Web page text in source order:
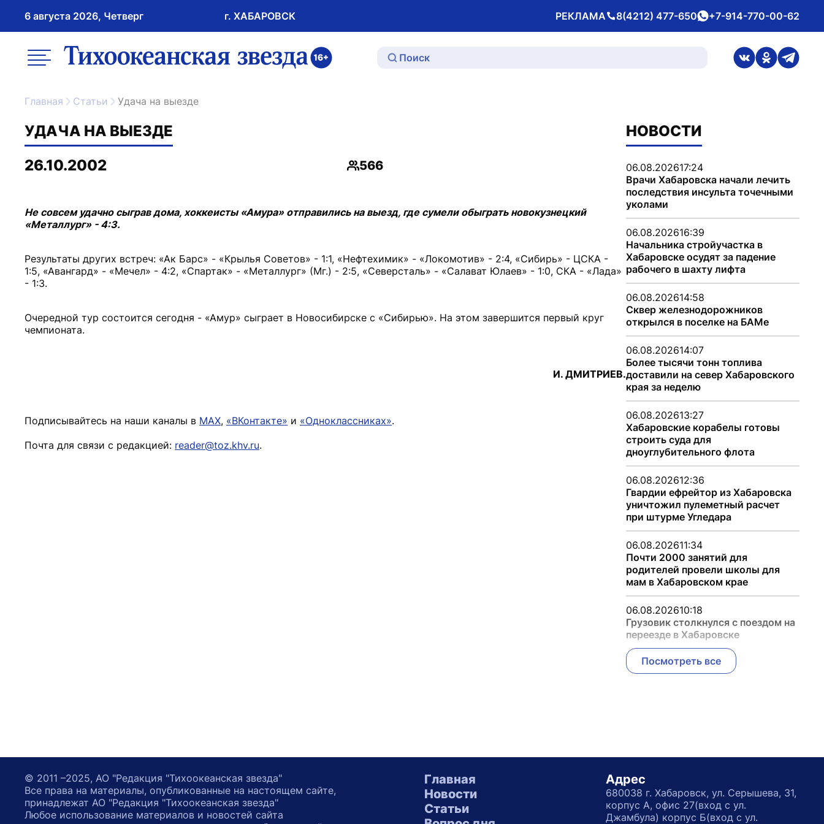
6 августа 2026, Четверг г. ХАБАРОВСК РЕКЛАМА
Телефон 8(4212) 477-650whatsApp
+7-914-770-00-62
меню ссылка на главную
ссылка на
ссылка на
Главная Статьи Удача на выезде
УДАЧА НА ВЫЕЗДЕ
26.10.2002
Просмотры
566
Не совсем удачно сыграв дома, хоккеисты «Амура» отправились на выезд, где сумели обыграть новокузнецкий
«Металлург» - 4:3.
Результаты других встреч: «Ак Барс» - «Крылья Советов» - 1:1, «Нефтехимик» - «Локомотив» - 2:4, «Сибирь» - ЦСКА -
1:5, «Авангард» - «Мечел» - 4:2, «Спартак» - «Металлург» (Мг.) - 2:5, «Северсталь» - «Салават Юлаев» - 1:0, СКА - «Лада»
- 1:3.
Очередной тур состоится сегодня - «Амур» сыграет в Новосибирске с «Сибирью». На этом завершится первый круг
чемпионата.
И. ДМИТРИЕВ.
Подписывайтесь на наши каналы в MAX, «ВКонтакте» и «Одноклассниках».
Почта для связи с редакцией: reader@toz.khv.ru.
НОВОСТИ
06.08.202617:24
Врачи Хабаровска начали лечить
последствия инсульта точечными
уколами
06.08.202616:39
Начальника стройучастка в
Хабаровске осудят за падение
рабочего в шахту лифта
06.08.202614:58
Сквер железнодорожников
открылся в поселке на БАМе
06.08.202614:07
Более тысячи тонн топлива
доставили на север Хабаровского
края за неделю
06.08.202613:27
Хабаровские корабелы готовы
строить суда для
дноуглубительного флота
06.08.202612:36
Гвардии ефрейтор из Хабаровска
уничтожил пулеметный расчет
при штурме Угледара
06.08.202611:34
Почти 2000 занятий для
родителей провели школы для
мам в Хабаровском крае
06.08.202610:18
Грузовик столкнулся с поездом на
переезде в Хабаровске
Посмотреть все
Главная
Новости
Статьи
Адрес
680038 г. Хабаровск, ул. Серышева, 31,
корпус А, офис 27(вход с ул.
Джамбула) корпус Б(вход с ул.
© 2011 –2025, АО "Редакция "Тихоокеанская звезда"
Все права на материалы, опубликованные на настоящем сайте,
принадлежат АО "Редакция "Тихоокеанская звезда"
Любое использование материалов и новостей сайта